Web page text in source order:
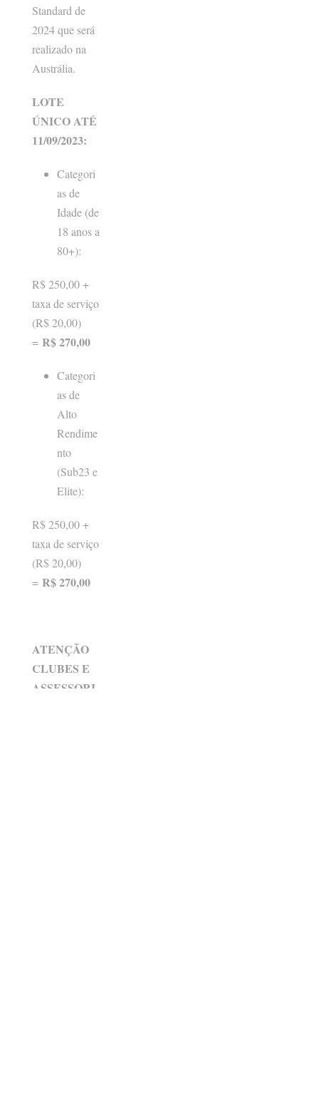
Standard de
2024 que será
realizado na
Austrália.
LOTE
ÚNICO ATÉ
11/09/2023:
Categori
as de
Idade (de
18 anos a
80+):
R$ 250,00 +
taxa de serviço
(R$ 20,00)
= R$ 270,00
Categori
as de
Alto
Rendime
nto
(Sub23 e
Elite):
R$ 250,00 +
taxa de serviço
(R$ 20,00)
= R$ 270,00
ATENÇÃO
CLUBES E
ASSESSORI